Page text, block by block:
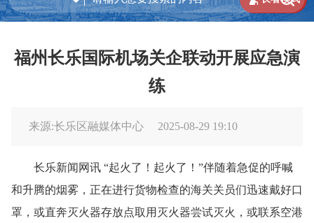
福州长乐国际机场关企联动开展应急演
练
来源:长乐区融媒体中心 2025-08-29 19:10
长乐新闻网讯 “起火了！起火了！”伴随着急促的呼喊
和升腾的烟雾，正在进行货物检查的海关关员们迅速戴好口
罩，或直奔灭火器存放点取用灭火器尝试灭火，或联系空港